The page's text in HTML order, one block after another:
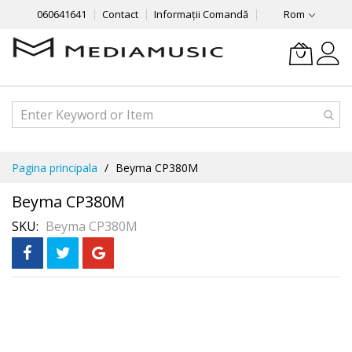
060641641 Contact Informații Comandă Rom
Continut
Pagina principala Beyma CP380M
Beyma CP380M
SKU Beyma CP380M